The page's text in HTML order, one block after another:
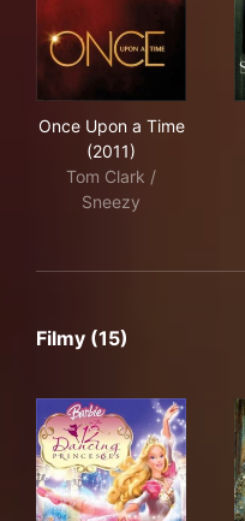
Once Upon a Time
(2011)
Tom Clark /
Sneezy
Filmy (15)